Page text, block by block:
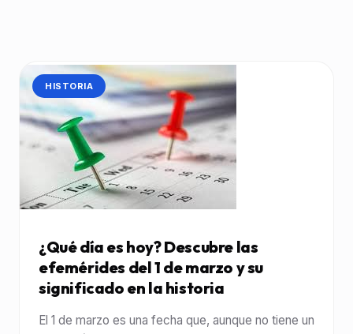
CATEGORÍA:
HISTORIA
¿Qué día es hoy? Descubre las
efemérides del 1 de marzo y su
significado en la historia
El 1 de marzo es una fecha que, aunque no tiene un